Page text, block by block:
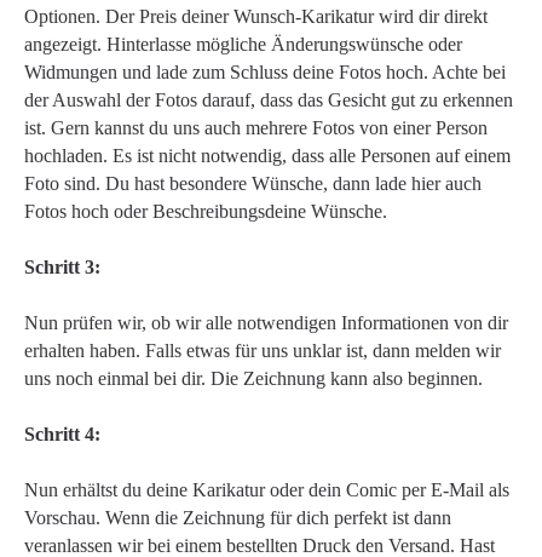
Optionen. Der Preis deiner Wunsch-Karikatur wird dir direkt
angezeigt. Hinterlasse mögliche Änderungswünsche oder
Widmungen und lade zum Schluss deine Fotos hoch. Achte bei
der Auswahl der Fotos darauf, dass das Gesicht gut zu erkennen
ist. Gern kannst du uns auch mehrere Fotos von einer Person
hochladen. Es ist nicht notwendig, dass alle Personen auf einem
Foto sind. Du hast besondere Wünsche, dann lade hier auch
Fotos hoch oder Beschreibungsdeine Wünsche.
Schritt 3:
Nun prüfen wir, ob wir alle notwendigen Informationen von dir
erhalten haben. Falls etwas für uns unklar ist, dann melden wir
uns noch einmal bei dir. Die Zeichnung kann also beginnen.
Schritt 4:
Nun erhältst du deine Karikatur oder dein Comic per E-Mail als
Vorschau. Wenn die Zeichnung für dich perfekt ist dann
veranlassen wir bei einem bestellten Druck den Versand. Hast